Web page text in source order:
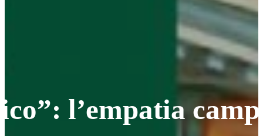
l’empatia